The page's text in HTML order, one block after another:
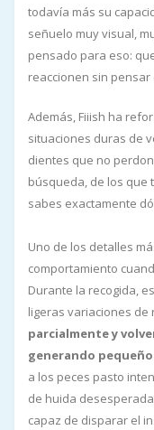
todavía más su
señuelo muy visual,
pensado para eso:
reaccionen sin pensar
Además, Fiiish ha
situaciones duras de
dientes que no
búsqueda, de los que
sabes exactamente
Uno de los detalles
comportamiento
Durante la recogida,
ligeras variaciones de
parcialmente y
generando
a los peces pasto
de huida
capaz de disparar el